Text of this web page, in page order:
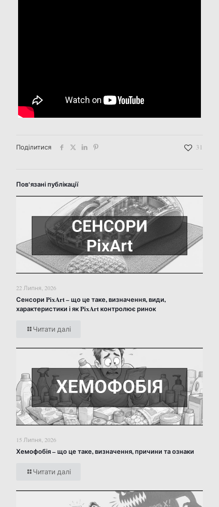
Поділитися 31
Пов'язані публікації
22 Липня, 2026
Сенсори PixArt – що це таке, визначення, види,
характеристики і як PixArt контролює ринок
Читати далі
15 Липня, 2026
Хемофобія – що це таке, визначення, причини та ознаки
Читати далі